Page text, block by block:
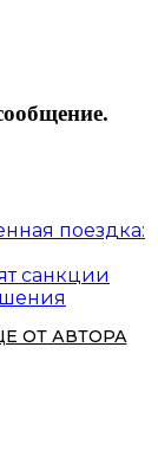
поездка:
санкции
ОТ АВТОРА